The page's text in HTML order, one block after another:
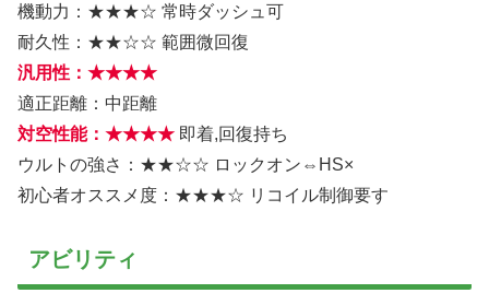
機動力：★★★☆ 常時ダッシュ可
耐久性：★★☆☆ 範囲微回復
汎用性：★★★★
適正距離：中距離
対空性能：★★★★ 即着,回復持ち
ウルトの強さ：★★☆☆ ロックオン⇔HS×
初心者オススメ度：★★★☆ リコイル制御要す
アビリティ